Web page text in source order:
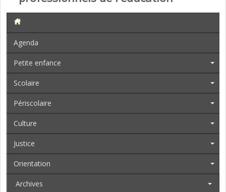
Agenda
Petite enfance
Scolaire
Périscolaire
Culture
Justice
Orientation
Archives